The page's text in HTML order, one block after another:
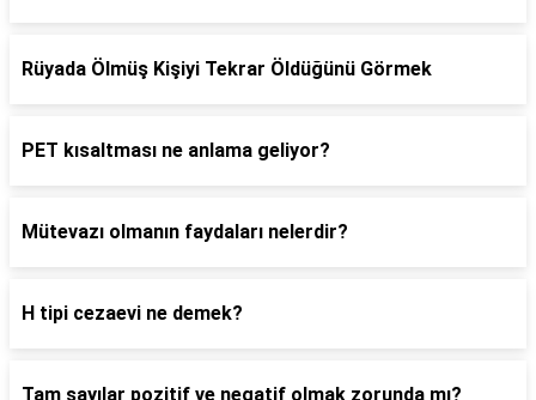
Rüyada Ölmüş Kişiyi Tekrar Öldüğünü Görmek
PET kısaltması ne anlama geliyor?
Mütevazı olmanın faydaları nelerdir?
H tipi cezaevi ne demek?
Tam sayılar pozitif ve negatif olmak zorunda mı?